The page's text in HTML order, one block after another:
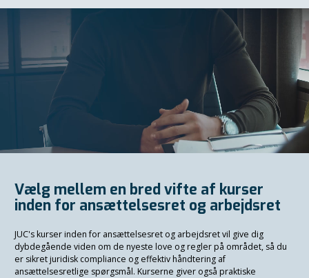
Vælg mellem en bred vifte af kurser
inden for ansættelsesret og arbejdsret
JUC's kurser inden for ansættelsesret og arbejdsret vil give dig
dybdegående viden om de nyeste love og regler på området, så du
er sikret juridisk compliance og effektiv håndtering af
ansættelsesretlige spørgsmål. Kurserne giver også praktiske